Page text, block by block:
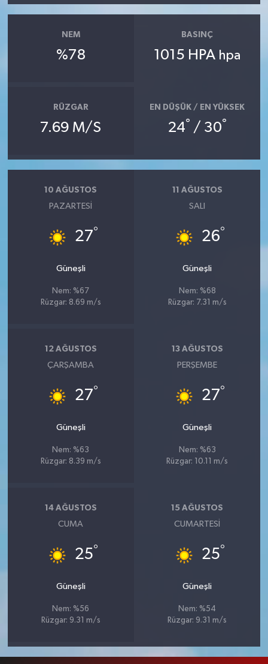
NEM
%78
BASINÇ
1015 HPA hpa
RÜZGAR
7.69 M/S
EN DÜŞÜK / EN YÜKSEK
24° / 30°
10 AĞUSTOS
PAZARTESI
27°
Güneşli
Nem: %67
Rüzgar: 8.69 m/s
11 AĞUSTOS
SALI
26°
Güneşli
Nem: %68
Rüzgar: 7.31 m/s
12 AĞUSTOS
ÇARŞAMBA
27°
Güneşli
Nem: %63
Rüzgar: 8.39 m/s
13 AĞUSTOS
PERŞEMBE
27°
Güneşli
Nem: %63
Rüzgar: 10.11 m/s
14 AĞUSTOS
CUMA
25°
Güneşli
Nem: %56
Rüzgar: 9.31 m/s
15 AĞUSTOS
CUMARTESI
25°
Güneşli
Nem: %54
Rüzgar: 9.31 m/s